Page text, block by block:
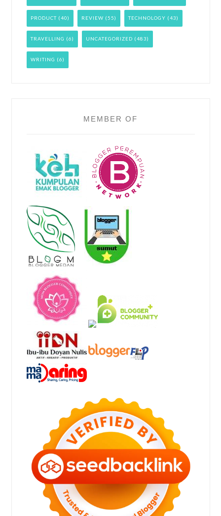
PRODUCT(40) REVIEW (55) TECHNOLOGY (43)
TRAVELLING (6) UNCATEGORIZED (483)
WRITING (6)
MEMBER OF